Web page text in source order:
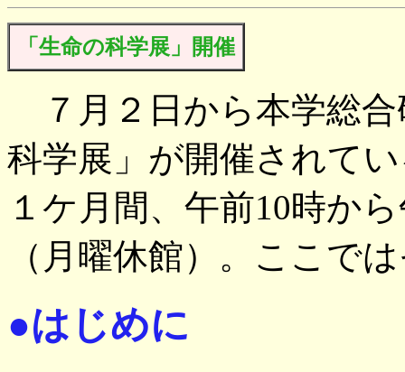
「生命の科学展」開催
７月２日から本学総合
科学展」が開催されて
１ケ月間、午前10時か
（月曜休館）。ここで
●はじめに